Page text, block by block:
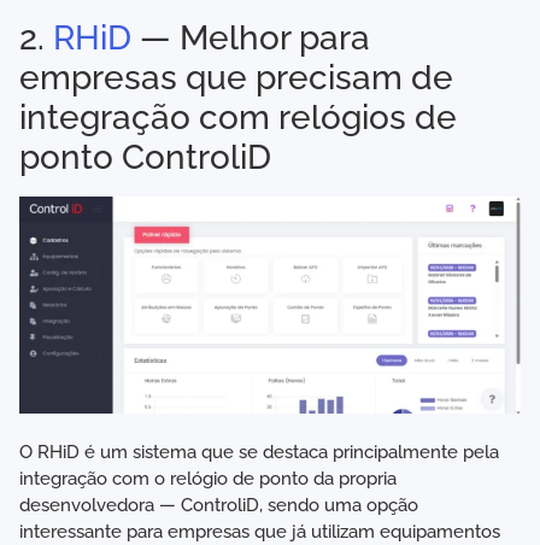
2. RHiD — Melhor para
empresas que precisam de
integração com relógios de
ponto ControliD
O RHiD é um sistema que se destaca principalmente pela
integração com o relógio de ponto da propria
desenvolvedora — ControliD, sendo uma opção
interessante para empresas que já utilizam equipamentos